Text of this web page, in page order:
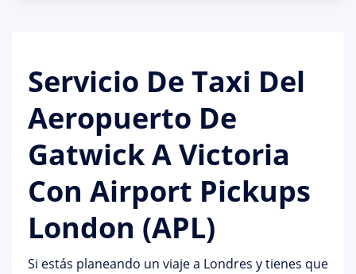
Servicio De Taxi Del
Aeropuerto De
Gatwick A Victoria
Con Airport Pickups
London (APL)
Si estás planeando un viaje a Londres y tienes que